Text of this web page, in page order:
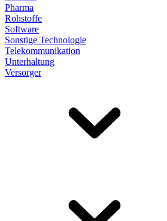
Pharma
Rohstoffe
Software
Sonstige Technologie
Telekommunikation
Unterhaltung
Versorger